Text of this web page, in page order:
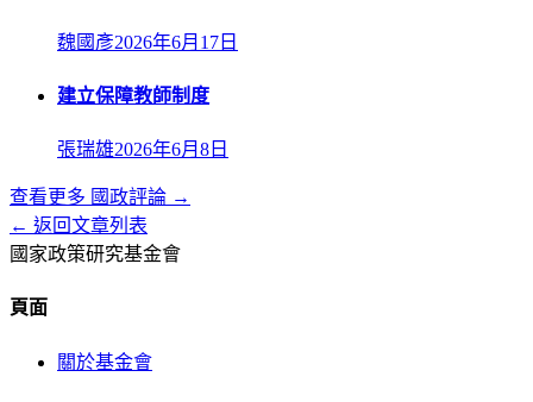
魏國彥2026年6月17日
建立保障教師制度
張瑞雄2026年6月8日
查看更多 國政評論 →
← 返回文章列表
國家政策研究基金會
頁面
關於基金會